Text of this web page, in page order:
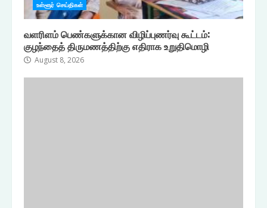
உள்ளூர் செய்திகள்
வளரிளம் பெண்களுக்கான விழிப்புணர்வு கூட்டம்:
குழந்தைத் திருமணத்திற்கு எதிராக உறுதிமொழி
August 8, 2026